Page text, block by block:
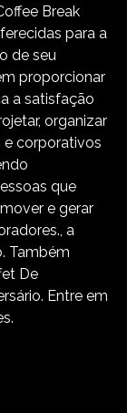
Break
para a
de seu
proporcionar
a satisfação
organizar
e corporativos
que
e gerar
a
Também
De
Entre em